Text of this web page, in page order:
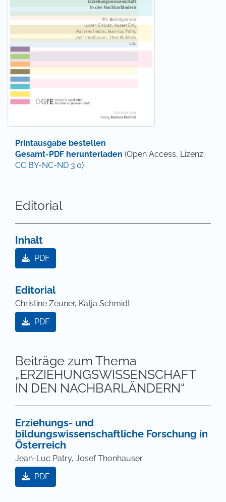
Printausgabe bestellen
Gesamt-PDF herunterladen (Open Access, Lizenz:
CC BY-NC-ND 3.0)
Editorial
Inhalt
PDF
Editorial
Christine Zeuner, Katja Schmidt
PDF
Beiträge zum Thema
„ERZIEHUNGSWISSENSCHAFT
IN DEN NACHBARLÄNDERN“
Erziehungs- und
bildungswissenschaftliche Forschung in
Österreich
Jean-Luc Patry, Josef Thonhauser
PDF